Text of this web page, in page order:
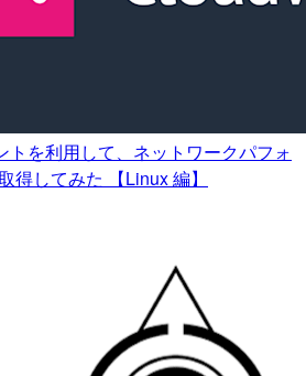
トを利用して、ネットワークパフォ
得してみた 【Linux 編】